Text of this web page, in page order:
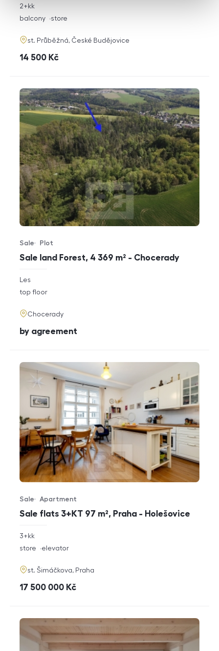
rozměry
disposition
2+kk
funkce
balcony store
adresa
st. Průběžná, České Budějovice
cena
14 500 Kč
Sale land Forest, 4 369 m² - Chocerady
Offer type
Sale
Property type
Plot
rozměry
disposition
Les
funkce
top floor
adresa
Chocerady
cena
by agreement
Sale flats 3+KT 97 m², Praha - Holešovice
Offer type
Sale
Property type
Apartment
rozměry
disposition
3+kk
funkce
store elevator
adresa
st. Šimáčkova, Praha
cena
17 500 000 Kč